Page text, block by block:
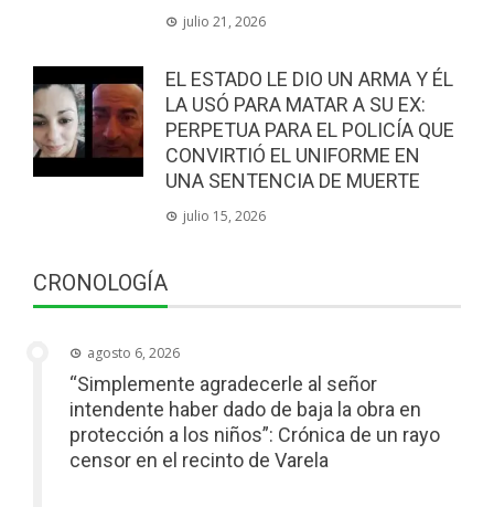
julio 21, 2026
EL ESTADO LE DIO UN ARMA Y ÉL
LA USÓ PARA MATAR A SU EX:
PERPETUA PARA EL POLICÍA QUE
CONVIRTIÓ EL UNIFORME EN
UNA SENTENCIA DE MUERTE
julio 15, 2026
CRONOLOGÍA
agosto 6, 2026
“Simplemente agradecerle al señor
intendente haber dado de baja la obra en
protección a los niños”: Crónica de un rayo
censor en el recinto de Varela